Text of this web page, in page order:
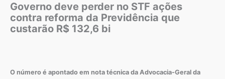
Governo deve perder no STF ações
contra reforma da Previdência que
custarão R$ 132,6 bi
O número é apontado em nota técnica da Advocacia-Geral da